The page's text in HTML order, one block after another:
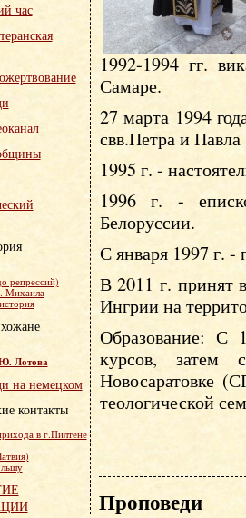
1992-1994 гг.
Самаре.
27 марта 1994
свв.Петра и
1995 г. -
1996 г. -
Белоруссии.
С января 1997 г.
В 2011 г. принят
Ингрии на
Образование: С
курсов, затем
Новосаратовке
теологической
Проповеди
час
репрессий)
Михаила
Лотова
на немецком
контакты
в г.Пилтене